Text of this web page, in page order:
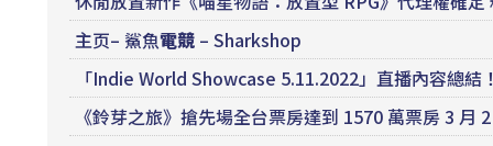
主页– 鯊魚電競– Sharkshop
「Indie World Showcase 5.11.2022」直播內容總結
《鈴芽之旅》搶先場全台票房達到 1570 萬票房 3 月